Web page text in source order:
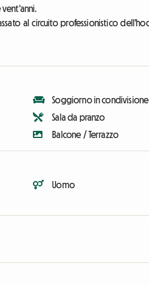
al circuito professionistico
Soggiorno in condivisione
Sala da pranzo
Balcone / Terrazzo
Uomo